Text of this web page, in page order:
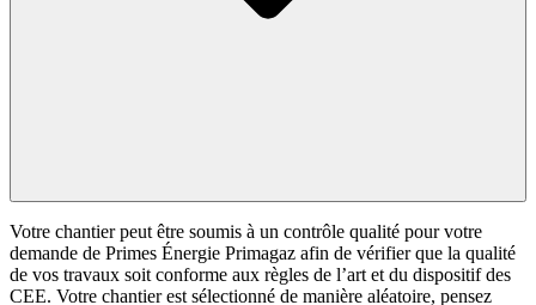
Votre chantier peut être soumis à un contrôle qualité pour votre
demande de Primes Énergie Primagaz afin de vérifier que la qualité
de vos travaux soit conforme aux règles de l’art et du dispositif des
CEE. Votre chantier est sélectionné de manière aléatoire, pensez